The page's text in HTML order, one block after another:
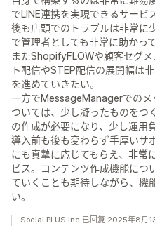
でLINE連携を実現できるサービ
後も店頭でのトラブルは非常に
で管理者としても非常に助かって
またShopifyFLOWや顧客セグ
ト配信やSTEP配信の展開幅は
を進めていきたい。
一方でMessageManagerでの
ついては、少し凝ったものをつ
の作成が必要になり、少し運用
導入前も後も変わらず手厚いサ
にも真摯に応じてもらえ、非常
ビス。コンテンツ作成機能につ
ていくことも期待しながら、機
い。
Social PLUS Inc.已回复 2025年8月